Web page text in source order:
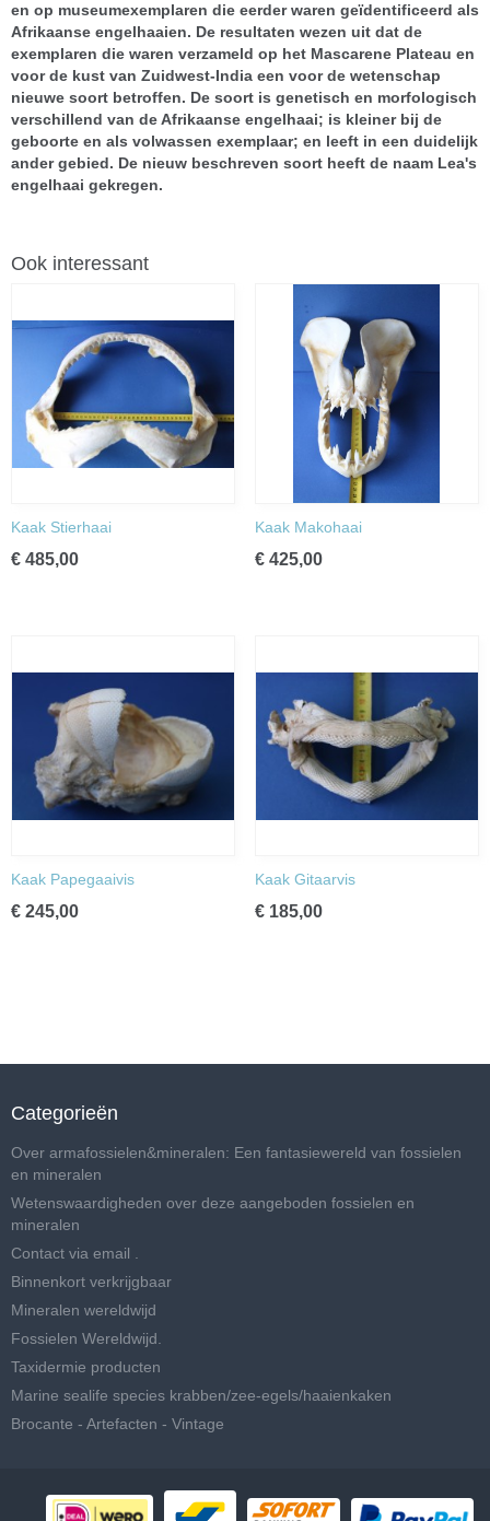
en op museumexemplaren die eerder waren geïdentificeerd als
Afrikaanse engelhaaien. De resultaten wezen uit dat de
exemplaren die waren verzameld op het Mascarene Plateau en
voor de kust van Zuidwest-India een voor de wetenschap
nieuwe soort betroffen. De soort is genetisch en morfologisch
verschillend van de Afrikaanse engelhaai; is kleiner bij de
geboorte en als volwassen exemplaar; en leeft in een duidelijk
ander gebied. De nieuw beschreven soort heeft de naam Lea's
engelhaai gekregen.
Ook interessant
Kaak Stierhaai
€ 485,00
Kaak Makohaai
€ 425,00
Kaak Papegaaivis
€ 245,00
Kaak Gitaarvis
€ 185,00
Categorieën
Over armafossielen&mineralen: Een fantasiewereld van fossielen
en mineralen
Wetenswaardigheden over deze aangeboden fossielen en
mineralen
Contact via email .
Binnenkort verkrijgbaar
Mineralen wereldwijd
Fossielen Wereldwijd.
Taxidermie producten
Marine sealife species krabben/zee-egels/haaienkaken
Brocante - Artefacten - Vintage